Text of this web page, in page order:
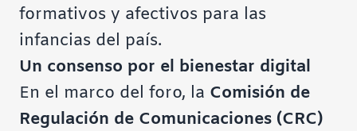
formativos y afectivos para las
infancias del país.
Un consenso por el bienestar digital
En el marco del foro, la Comisión de
Regulación de Comunicaciones (CRC)